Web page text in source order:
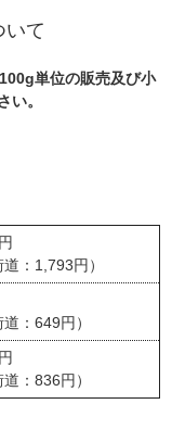
いて
単位の販売及び小
い。
道：1,793円）
道：649円）
道：836円）